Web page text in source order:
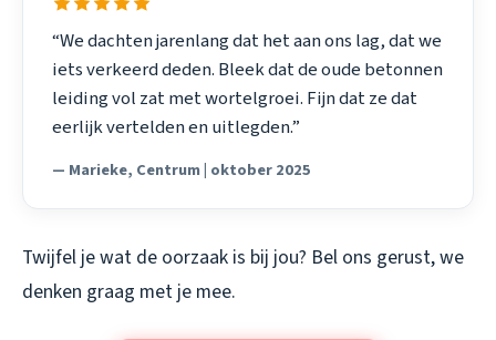
“We dachten jarenlang dat het aan ons lag, dat we
iets verkeerd deden. Bleek dat de oude betonnen
leiding vol zat met wortelgroei. Fijn dat ze dat
eerlijk vertelden en uitlegden.”
— Marieke, Centrum | oktober 2025
Twijfel je wat de oorzaak is bij jou? Bel ons gerust, we
denken graag met je mee.